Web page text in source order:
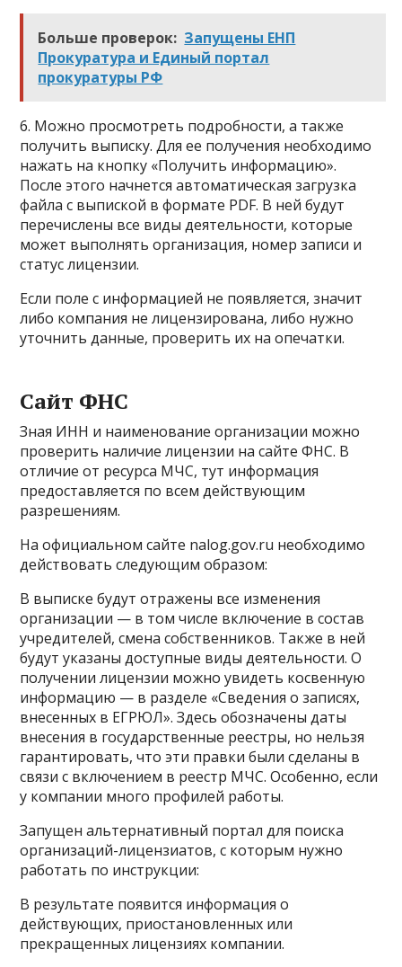
Больше проверок: Запущены ЕНП
Прокуратура и Единый портал
прокуратуры РФ
6. Можно просмотреть подробности, а также
получить выписку. Для ее получения необходимо
нажать на кнопку «Получить информацию».
После этого начнется автоматическая загрузка
файла с выпиской в формате PDF. В ней будут
перечислены все виды деятельности, которые
может выполнять организация, номер записи и
статус лицензии.
Если поле с информацией не появляется, значит
либо компания не лицензирована, либо нужно
уточнить данные, проверить их на опечатки.
Сайт ФНС
Зная ИНН и наименование организации можно
проверить наличие лицензии на сайте ФНС. В
отличие от ресурса МЧС, тут информация
предоставляется по всем действующим
разрешениям.
На официальном сайте nalog.gov.ru необходимо
действовать следующим образом:
В выписке будут отражены все изменения
организации — в том числе включение в состав
учредителей, смена собственников. Также в ней
будут указаны доступные виды деятельности. О
получении лицензии можно увидеть косвенную
информацию — в разделе «Сведения о записях,
внесенных в ЕГРЮЛ». Здесь обозначены даты
внесения в государственные реестры, но нельзя
гарантировать, что эти правки были сделаны в
связи с включением в реестр МЧС. Особенно, если
у компании много профилей работы.
Запущен альтернативный портал для поиска
организаций-лицензиатов, с которым нужно
работать по инструкции:
В результате появится информация о
действующих, приостановленных или
прекращенных лицензиях компании.